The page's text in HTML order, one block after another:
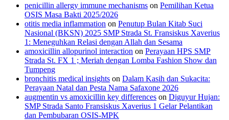
penicillin allergy immune mechanisms on Pemilihan Ketua
OSIS Masa Bakti 2025/2026
otitis media inflammation on Penutup Bulan Kitab Suci
Nasional (BKSN) 2025 SMP Strada St. Fransiskus Xaverius
1: Meneguhkan Relasi dengan Allah dan Sesama
amoxicillin allopurinol interaction on Perayaan HPS SMP
Strada St. FX 1 ; Meriah dengan Lomba Fashion Show dan
Tumpeng
bronchitis medical insights on Dalam Kasih dan Sukacita:
Perayaan Natal dan Pesta Nama Safaxone 2026
augmentin vs amoxicillin key differences on Diguyur Hujan:
SMP Strada Santo Fransiskus Xaverius 1 Gelar Pelantikan
dan Pembubaran OSIS-MPK